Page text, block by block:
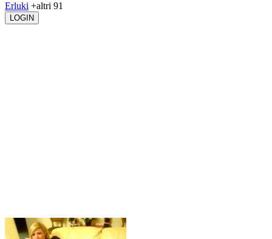
Erluki +altri 91
LOGIN